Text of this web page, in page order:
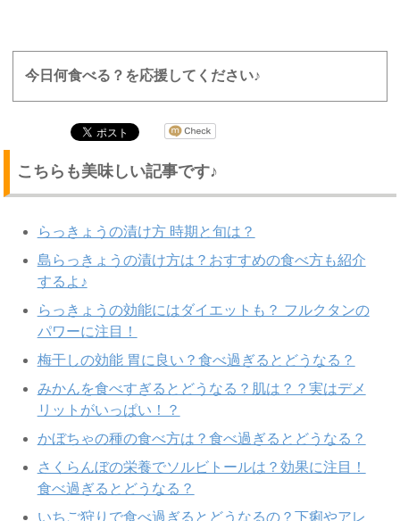
今日何食べる？を応援してください♪
こちらも美味しい記事です♪
らっきょうの漬け方 時期と旬は？
島らっきょうの漬け方は？おすすめの食べ方も紹介
するよ♪
らっきょうの効能にはダイエットも？ フルクタンの
パワーに注目！
梅干しの効能 胃に良い？食べ過ぎるとどうなる？
みかんを食べすぎるとどうなる？肌は？？実はデメ
リットがいっぱい！？
かぼちゃの種の食べ方は？食べ過ぎるとどうなる？
さくらんぼの栄養でソルビトールは？効果に注目！
食べ過ぎるとどうなる？
いちご狩りで食べ過ぎるとどうなるの？下痢やアレ